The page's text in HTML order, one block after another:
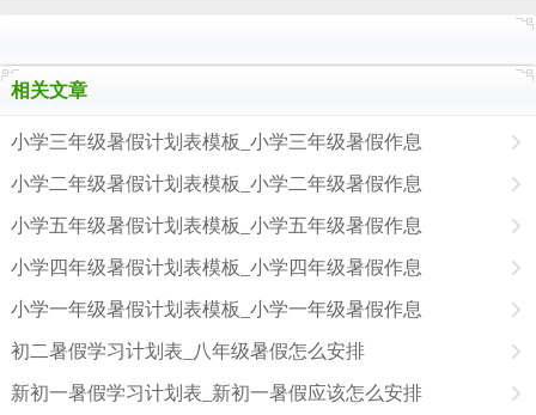
相关文章
小学三年级暑假计划表模板_小学三年级暑假作息
小学二年级暑假计划表模板_小学二年级暑假作息
小学五年级暑假计划表模板_小学五年级暑假作息
小学四年级暑假计划表模板_小学四年级暑假作息
小学一年级暑假计划表模板_小学一年级暑假作息
初二暑假学习计划表_八年级暑假怎么安排
新初一暑假学习计划表_新初一暑假应该怎么安排